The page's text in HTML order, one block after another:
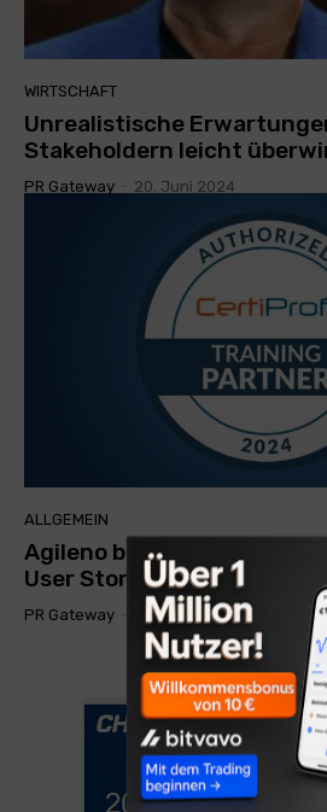
WIRTSCHAFT
Unrealistische
Stakeholdern leicht
PR Gateway 20. Juni 2024
ALLGEMEIN
Agileno bietet 1:1
User Storys
PR Gateway 11. März 2024
- Advertisement -